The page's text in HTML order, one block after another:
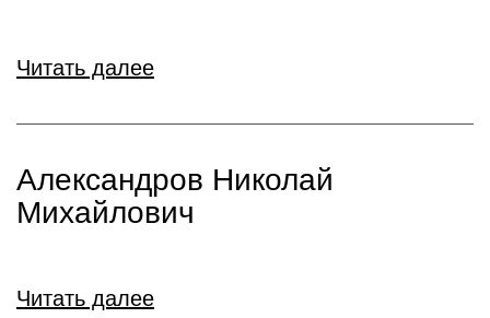
Читать далее
Александров Николай
Михайлович
Читать далее